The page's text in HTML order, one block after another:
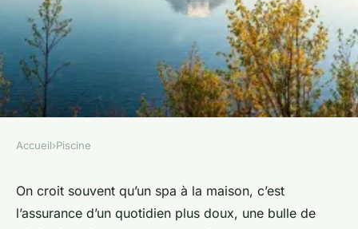
Top 5 critères pour
sélectionner un spa en Suisse
Accueil›Piscine
On croit souvent qu’un spa à la maison, c’est
l’assurance d’un quotidien plus doux, une bulle de